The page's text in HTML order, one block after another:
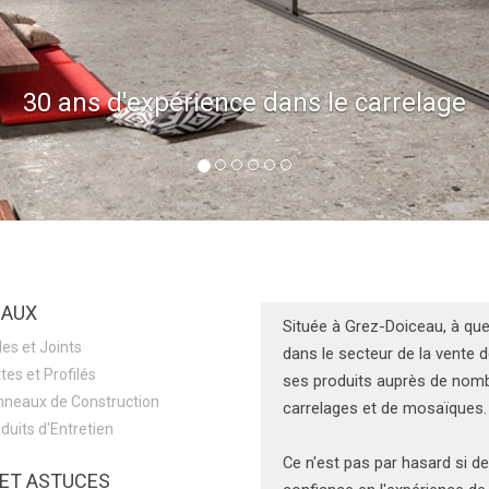
30 ans d'expérience dans le carrelage
et Joints
et Profilés
de Construction
d'Entretien
ASTUCES
Située à Grez-Doiceau, à
dans le secteur de la vente
ses produits auprès de
carrelages et de mosaïques.
Ce n'est pas par hasard si